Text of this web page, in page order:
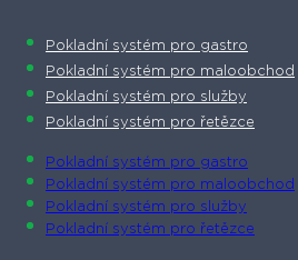
Pokladní systém pro gastro
Pokladní systém pro maloobchod
Pokladní systém pro služby
Pokladní systém pro řetězce
Pokladní systém pro gastro
Pokladní systém pro maloobchod
Pokladní systém pro služby
Pokladní systém pro řetězce